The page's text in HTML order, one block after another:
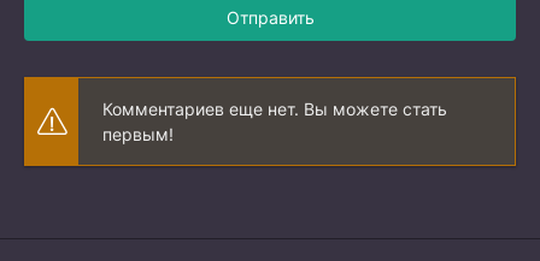
Отправить
Комментариев еще нет. Вы можете стать
первым!